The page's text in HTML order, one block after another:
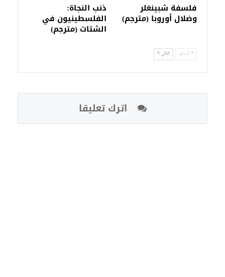
فلسفة شبينغلر
وضلال أوروبا (مترجم)
ذنب النجاة:
الفلسطينيون في
الشتات (مترجم)
السابق التالي
اترك تعليقا